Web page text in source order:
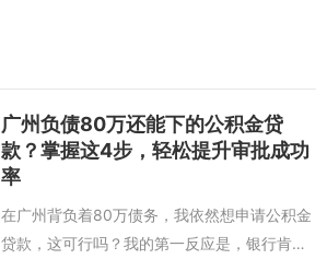
广州负债80万还能下的公积金贷
款？掌握这4步，轻松提升审批成功
率
在广州背负着80万债务，我依然想申请公积金
贷款，这可行吗？我的第一反应是，银行肯定